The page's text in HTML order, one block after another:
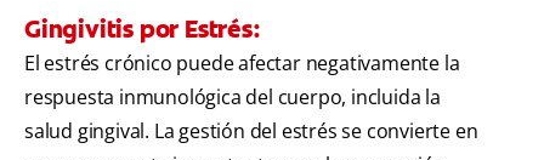
Gingivitis por Estrés:
El estrés crónico puede afectar negativamente la
respuesta inmunológica del cuerpo, incluida la
salud gingival. La gestión del estrés se convierte en